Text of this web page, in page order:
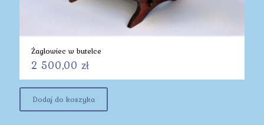
Żaglowiec w butelce
2 500,00 zł
Dodaj do koszyka